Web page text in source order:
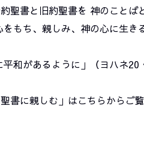
聖書と旧約聖書を 神のこと
もち、親しみ、神の心に生き
和があるように」（ヨハネ20
書に親しむ」はこちらからご覧